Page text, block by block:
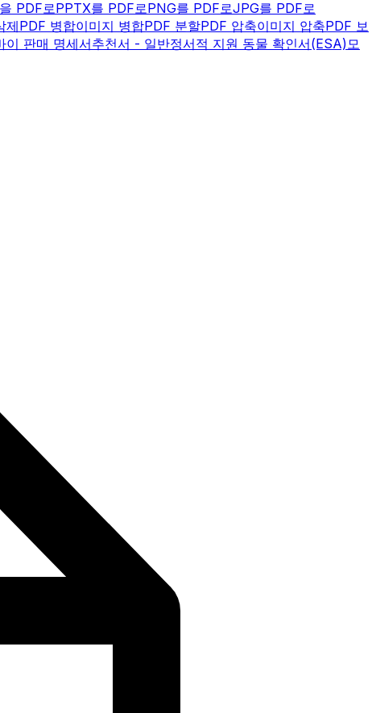
PDF로PPTX를 PDF로PNG를 PDF로JPG를 PDF로
제PDF 병합이미지 병합PDF 분할PDF 압축이미지 압축PDF 보
이 판매 명세서추천서 - 일반정서적 지원 동물 확인서(ESA)모